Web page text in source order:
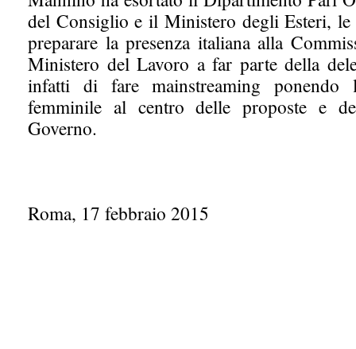
del Consiglio e il Ministero degli Esteri,
preparare la presenza italiana alla
Ministero del Lavoro a far parte della
infatti di fare mainstreaming
femminile al centro delle proposte e
Governo.
Roma, 17 febbraio 2015